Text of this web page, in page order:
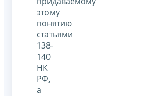
этому
понятию
статьями
138-
140
НК
РФ,
а